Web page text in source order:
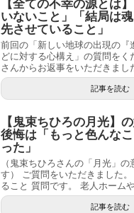
【全ての不幸の源とは
いないこと」「結局は
先させていること」
前回の「新しい地球の出現の『
どに対する心構え」の質問をく
さんからお返事をいただきまし
記事を読む
【鬼束ちひろの月光】
後悔は「もっと色んな
った」
（鬼束ちひろさんの「月光」の
す） ご質問をいただきました
ること 質問です。 老人ホーム
記事を読む